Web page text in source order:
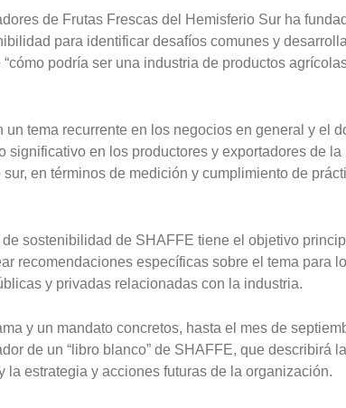
de Frutas Frescas del Hemisferio Sur ha
para identificar desafíos comunes y
podría ser una industria de productos
tema recurrente en los negocios en general y el
significativo en los productores y exportadores de la
en términos de medición y cumplimiento de
sostenibilidad de SHAFFE tiene el objetivo
recomendaciones específicas sobre el tema para
y privadas relacionadas con la industria.
y un mandato concretos, hasta el mes de
de un “libro blanco” de SHAFFE, que describirá
la estrategia y acciones futuras de la organización.